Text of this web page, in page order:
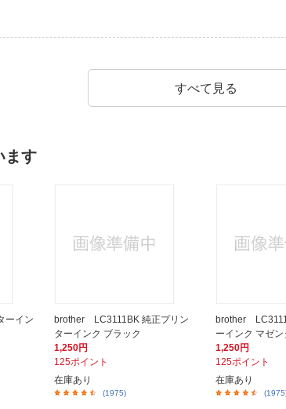
すべて見る
ます
ーイン
brother LC3111BK 純正プリン
ターインク ブラック
1,250円
125ポイント
在庫あり
(1975)
brother
ーインク マゼン
1,250円
125ポイント
在庫あり